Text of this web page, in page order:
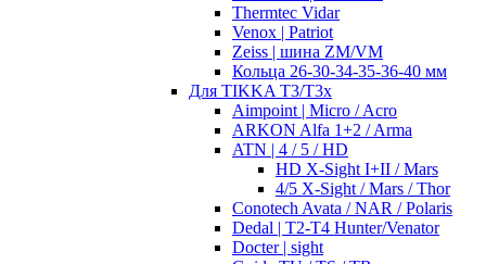
Thermtec Vidar
Venox | Patriot
Zeiss | шина ZM/VM
Кольца 26-30-34-35-36-40 мм
Для TIKKA T3/T3x
Aimpoint | Micro / Acro
ARKON Alfa 1+2 / Arma
ATN | 4 / 5 / HD
HD X-Sight I+II / Mars
4/5 X-Sight / Mars / Thor
Conotech Avata / NAR / Polaris
Dedal | T2-T4 Hunter/Venator
Docter | sight